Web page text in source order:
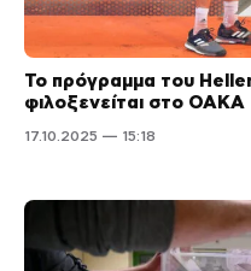
Το πρόγραμμα του
φιλοξενείται στο ΟΑΚΑ
17.10.2025 — 15:18